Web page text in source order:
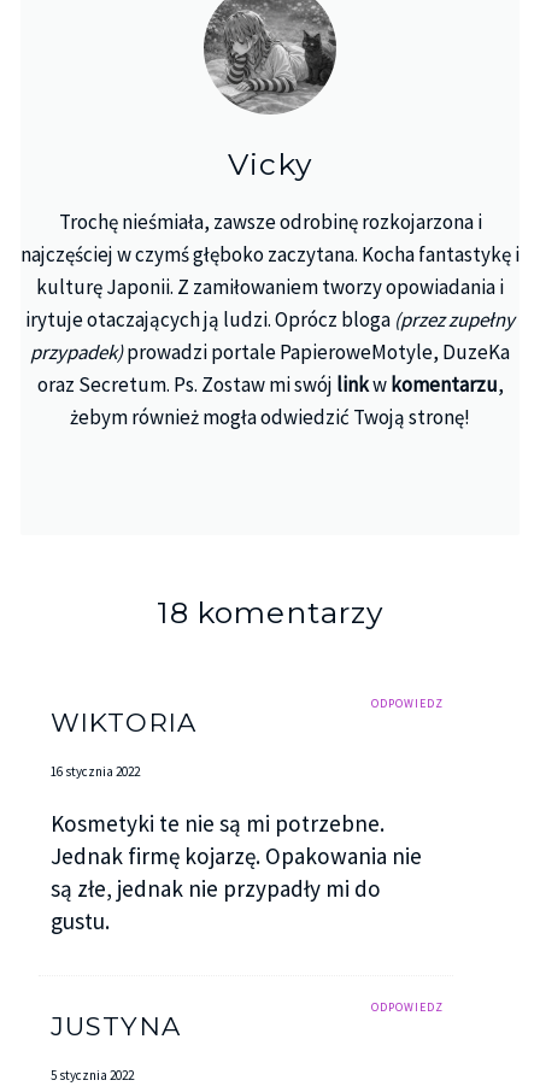
Vicky
Trochę nieśmiała, zawsze odrobinę rozkojarzona i
najczęściej w czymś głęboko zaczytana. Kocha fantastykę i
kulturę Japonii. Z zamiłowaniem tworzy opowiadania i
irytuje otaczających ją ludzi. Oprócz bloga (przez zupełny
przypadek)prowadzi portale PapieroweMotyle, DuzeKa
oraz Secretum. Ps. Zostaw mi swój linkwkomentarzu,
żebym również mogła odwiedzić Twoją stronę!
18 komentarzy
ODPOWIEDZ
WIKTORIA
16 stycznia 2022
Kosmetyki te nie są mi potrzebne.
Jednak firmę kojarzę. Opakowania nie
są złe, jednak nie przypadły mi do
gustu.
ODPOWIEDZ
JUSTYNA
5 stycznia 2022